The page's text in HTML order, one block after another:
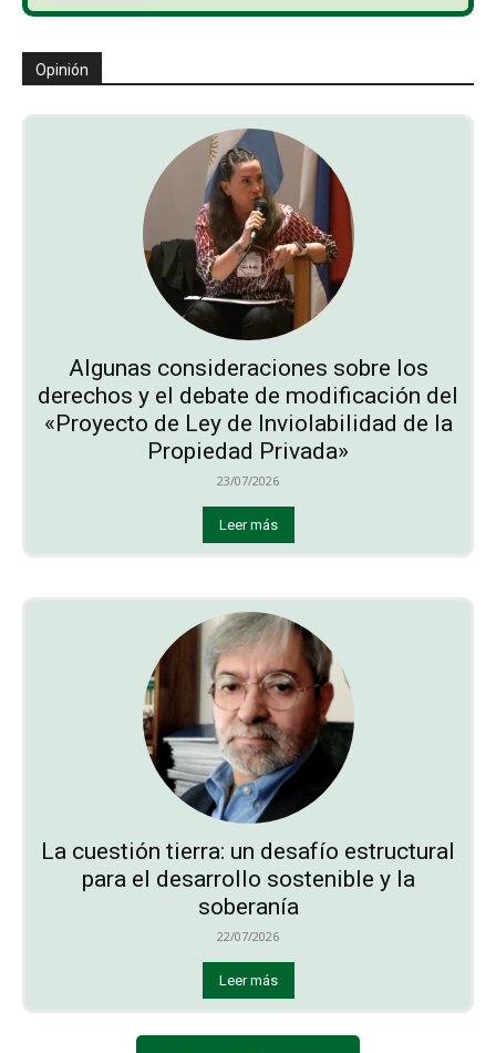
Opinión
Algunas consideraciones sobre los
derechos y el debate de modificación del
«Proyecto de Ley de Inviolabilidad de la
Propiedad Privada»
23/07/2026
Leer más
La cuestión tierra: un desafío estructural
para el desarrollo sostenible y la
soberanía
22/07/2026
Leer más